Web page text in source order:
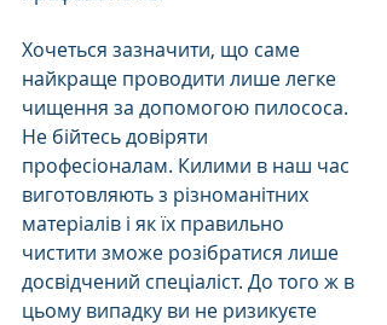
Хочеться зазначити, що саме
найкраще проводити лише легке
чищення за допомогою пилососа.
Не бійтесь довіряти
професіоналам. Килими в наш час
виготовляють з різноманітних
матеріалів і як їх правильно
чистити зможе розібратися лише
досвідчений спеціаліст. До того ж в
цьому випадку ви не ризикуєте